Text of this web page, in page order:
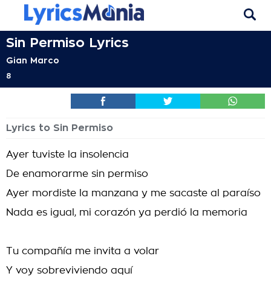
Sin Permiso Lyrics
Gian Marco
8
Lyrics to Sin Permiso
Ayer tuviste la insolencia
De enamorarme sin permiso
Ayer mordiste la manzana y me sacaste al paraíso
Nada es igual, mi corazón ya perdió la memoria
Tu compañía me invita a volar
Y voy sobreviviendo aquí